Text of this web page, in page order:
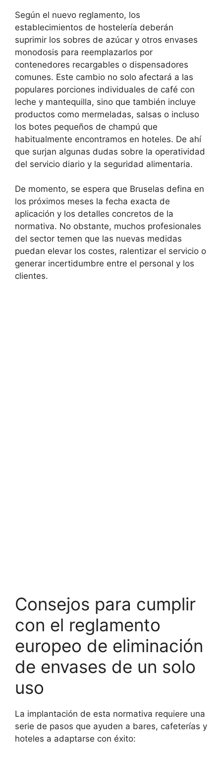
Según el nuevo reglamento, los
establecimientos de hostelería deberán
suprimir los sobres de azúcar y otros envases
monodosis para reemplazarlos por
contenedores recargables o dispensadores
comunes. Este cambio no solo afectará a las
populares porciones individuales de café con
leche y mantequilla, sino que también incluye
productos como mermeladas, salsas o incluso
los botes pequeños de champú que
habitualmente encontramos en hoteles. De ahí
que surjan algunas dudas sobre la operatividad
del servicio diario y la seguridad alimentaria.
De momento, se espera que Bruselas defina en
los próximos meses la fecha exacta de
aplicación y los detalles concretos de la
normativa. No obstante, muchos profesionales
del sector temen que las nuevas medidas
puedan elevar los costes, ralentizar el servicio o
generar incertidumbre entre el personal y los
clientes.
Consejos para cumplir
con el reglamento
europeo de eliminación
de envases de un solo
uso
La implantación de esta normativa requiere una
serie de pasos que ayuden a bares, cafeterías y
hoteles a adaptarse con éxito: